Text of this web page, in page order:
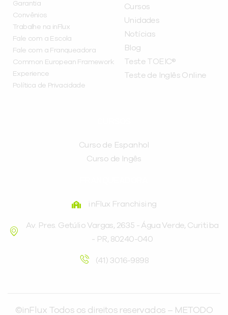
Garantia
Convênios
Trabalhe na inFlux
Fale com a Escola
Fale com a Franqueadora
Common European Framework
Experience
Política de Privacidade
Cursos
Unidades
Notícias
Blog
Teste TOEIC®
Teste de Inglês Online
Curso de Espanhol
Curso de Ingês
inFlux Franchising
Av. Pres. Getúlio Vargas, 2635 - Água Verde, Curitiba
- PR, 80240-040
(41) 3016-9898
©inFlux Todos os direitos reservados – METODO